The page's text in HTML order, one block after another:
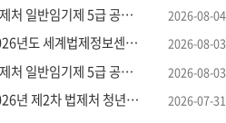
[법제처 공고 제2026-115호] 법제처 일반임기제 5급 공무원 경력경쟁채용시험 추가합격자 공고 및 제출 서류 등 안내 2026-08-04
[법제처 공고 제2026-112호] 2026년도 세계법제정보센터 DB 구축 사업 감리 용역 입찰 공고(수정) 2026-08-03
[법제처 공고 제2026-111호] 법제처 일반임기제 5급 공무원 경력경쟁채용시험 공고 2026-08-03
[법제처 공고 제2026-110호] 2026년 제2차 법제처 청년인턴 채용 서류전형 합격자 및 면접시험 공고 2026-07-31
항
더